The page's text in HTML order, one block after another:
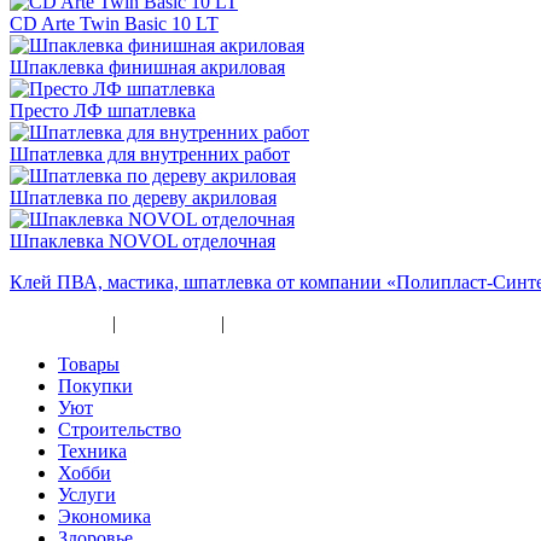
CD Arte Twin Basic 10 LT
Шпаклевка финишная акриловая
Престо ЛФ шпатлевка
Шпатлевка для внутренних работ
Шпатлевка по дереву акриловая
Шпаклевка NOVOL отделочная
Клей ПВА, мастика, шпатлевка от компании «Полипласт-
| |
Товары
Покупки
Уют
Строительство
Техника
Хобби
Услуги
Экономика